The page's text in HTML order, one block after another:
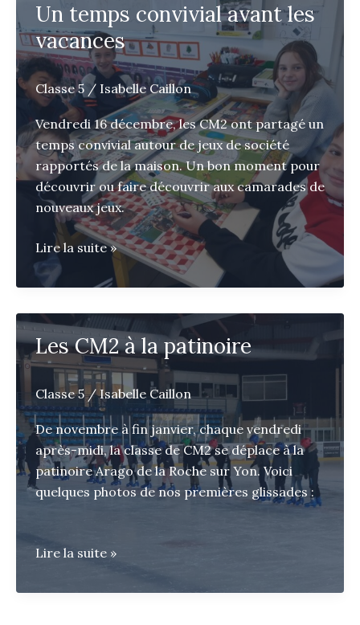
Un temps convivial avant les
vacances
Classe 5 / Isabelle Caillon
Vendredi 16 décembre, les CM2 ont partagé un
temps convivial autour de jeux de société
rapportés de la maison. Un bon moment pour
découvrir ou faire découvrir aux camarades de
nouveaux jeux.
Un
temps
convivial
avant
vacances
Lire la suite »
Les CM2 à la patinoire
Classe 5/Isabelle Caillon
De novembre à fin janvier, chaque vendredi
après-midi, la classe de CM2 se déplace à la
patinoire Arago de la Roche sur Yon. Voici
quelques photos de nos premières glissades :
Les
à
Lire la suite »